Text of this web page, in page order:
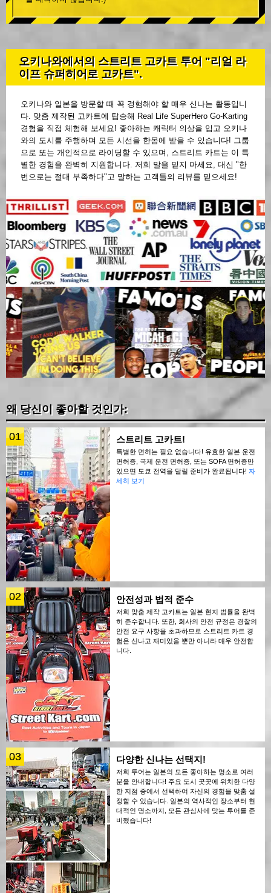
오키나와에서의 스트리트 고카트 투어 "리얼 라
이프 슈퍼히어로 고카트".
오키나와 일본을 방문할 때 꼭 경험해야 할 매우 신나는 활동입니
다. 맞춤 제작된 고카트에 탑승해 Real Life SuperHero Go-Karting
경험을 직접 체험해 보세요! 좋아하는 캐릭터 의상을 입고 오키나
와의 도시를 주행하며 모든 시선을 한몸에 받을 수 있습니다! 그룹
으로 또는 개인적으로 라이딩할 수 있으며, 스트리트 카트는 이 특
별한 경험을 완벽히 지원합니다. 저희 말을 믿지 마세요, 대신 "한
번으로는 절대 부족하다"고 말하는 고객들의 리뷰를 믿으세요!
왜 당신이 좋아할 것인가:
01 스트리트 고카트!
특별한 면허는 필요 없습니다! 유효한 일본 운전
면허증, 국제 운전 면허증, 또는 SOFA 면허증만
있으면 도쿄 전역을 달릴 준비가 완료됩니다! 자
세히 보기
02 안전성과 법적 준수
저희 맞춤 제작 고카트는 일본 현지 법률을 완벽
히 준수합니다. 또한, 회사의 안전 규정은 경찰의
안전 요구 사항을 초과하므로 스트리트 카트 경
험은 신나고 재미있을 뿐만 아니라 매우 안전합
니다.
03 다양한 신나는 선택지!
저희 투어는 일본의 모든 좋아하는 명소로 여러
분을 안내합니다! 주요 도시 곳곳에 위치한 다양
한 지점 중에서 선택하여 자신의 경험을 맞춤 설
정할 수 있습니다. 일본의 역사적인 장소부터 현
대적인 명소까지, 모든 관심사에 맞는 투어를 준
비했습니다!